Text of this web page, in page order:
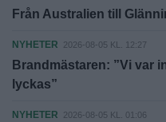
Från Australien till
NYHETER 2026-08-05 KL. 12:27
Brandmästaren: ”Vi var
lyckas”
NYHETER 2026-08-05 KL. 01:06